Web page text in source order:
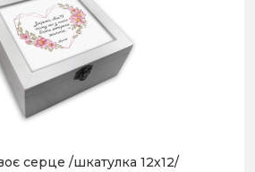
серце /шкатулка 12х12/